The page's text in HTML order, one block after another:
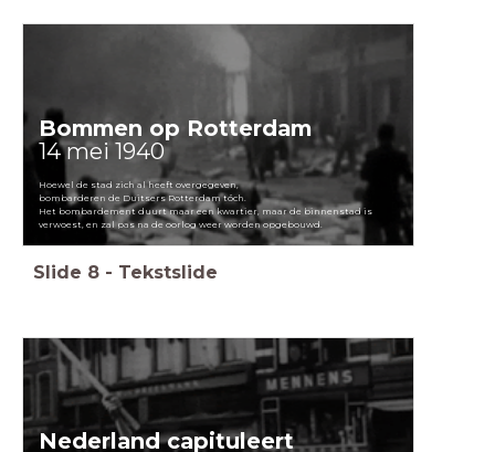
Bommen op Rotterdam
14 mei 1940
Hoewel de stad zich al heeft overgegeven,
bombarderen de Duitsers Rotterdam tóch.
Het bombardement duurt maar een kwartier, maar de binnenstad is
verwoest, en zal pas na de oorlog weer worden opgebouwd.
Slide 8 - Tekstslide
Nederland capituleert